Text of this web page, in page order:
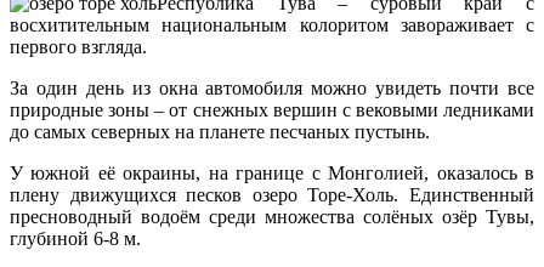
восхитительным национальным колоритом завораживает с
первого взгляда.
За один день из окна автомобиля можно увидеть почти все
природные зоны – от снежных вершин с вековыми ледниками
до самых северных на планете песчаных пустынь.
У южной её окраины, на границе с Монголией, оказалось в
плену движущихся песков озеро Торе-Холь. Единственный
пресноводный водоём среди множества солёных озёр Тувы,
глубиной 6-8 м.